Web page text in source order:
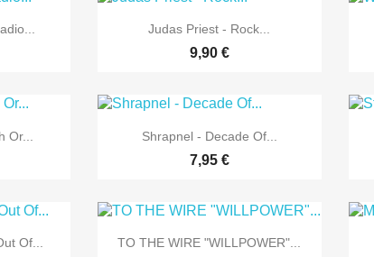
 Vorschau
Judas Priest - Rock...
9,90 €
Or...  Vorschau
Shrapnel - Decade Of...
7,95 €
Of...  Vorschau
TO THE WIRE "WILLPOWER"...